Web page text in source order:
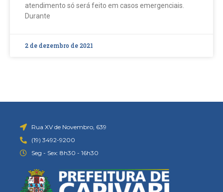
atendimento só será feito em casos emergenciais.
Durante
2 de dezembro de 2021
Rua XV de Novembro, 639
(19) 3492-9200
Seg - Sex: 8h30 - 16h30